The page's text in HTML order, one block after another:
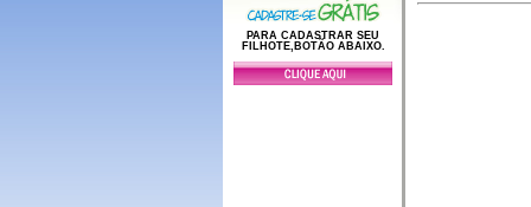
PARA CADASTRAR SEU
FILHOTE,BOTÃO ABAIXO.